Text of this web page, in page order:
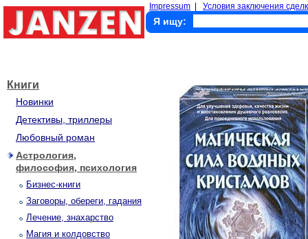
Impressum Условия заключения
Я ищу:
Книги
Новинки
Детективы, триллеры
Любовный роман
Астрология,
философия, психология
Бизнес-книги
Заговоры, обереги, гадания
Лечение, знахарство
Магия и колдовство